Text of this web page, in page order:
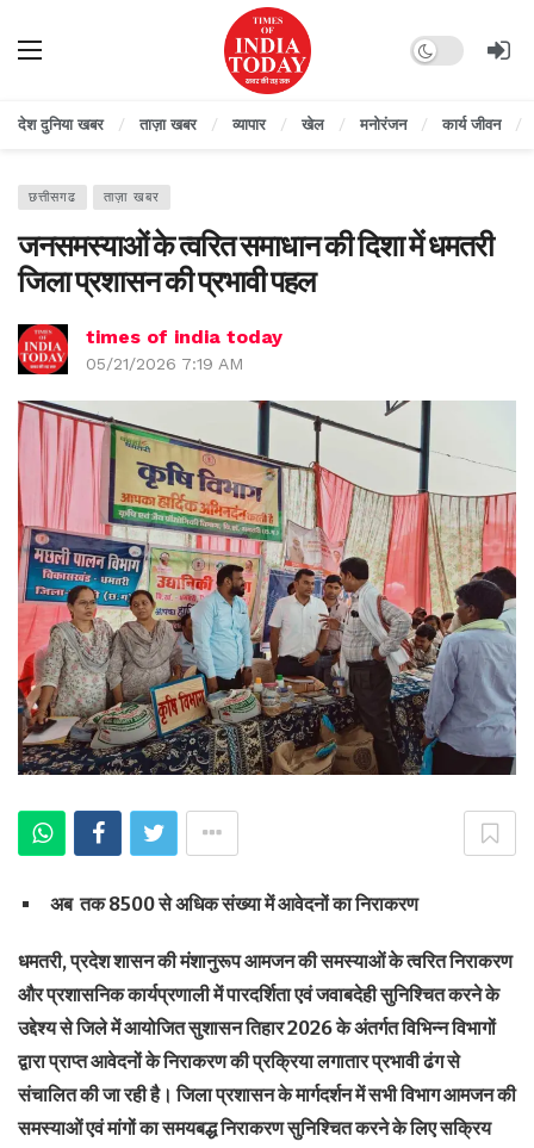
Dark mode
देश दुनिया खबर ताज़ा खबर व्यापार खेल मनोरंजन कार्य जीवन
छत्तीसगढ ताज़ा खबर
जनसमस्याओं के त्वरित समाधान की दिशा में धमतरी
जिला प्रशासन की प्रभावी पहल
times of india today
05/21/2026 7:19 AM
अब तक 8500 से अधिक संख्या में आवेदनों का निराकरण
धमतरी, प्रदेश शासन की मंशानुरूप आमजन की समस्याओं के त्वरित निराकरण
और प्रशासनिक कार्यप्रणाली में पारदर्शिता एवं जवाबदेही सुनिश्चित करने के
उद्देश्य से जिले में आयोजित सुशासन तिहार 2026 के अंतर्गत विभिन्न विभागों
द्वारा प्राप्त आवेदनों के निराकरण की प्रक्रिया लगातार प्रभावी ढंग से
संचालित की जा रही है। जिला प्रशासन के मार्गदर्शन में सभी विभाग आमजन की
समस्याओं एवं मांगों का समयबद्ध निराकरण सुनिश्चित करने के लिए सक्रिय